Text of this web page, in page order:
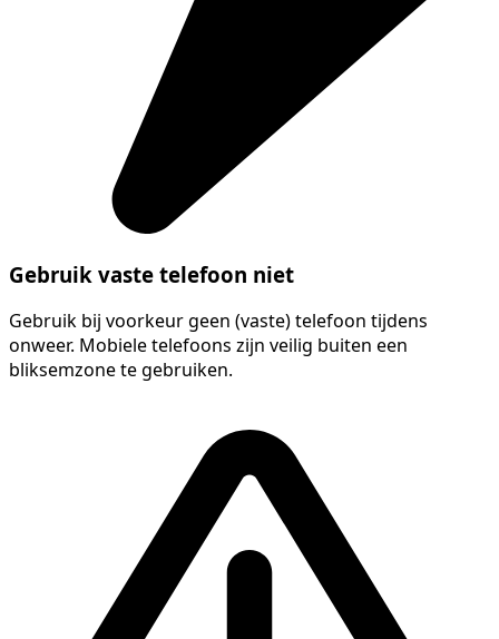
Gebruik vaste telefoon niet
Gebruik bij voorkeur geen (vaste) telefoon tijdens
onweer. Mobiele telefoons zijn veilig buiten een
bliksemzone te gebruiken.